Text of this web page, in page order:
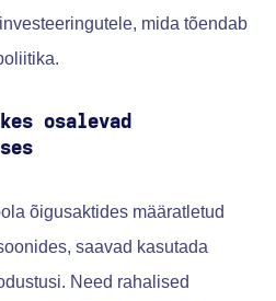
mida tõendab
osalevad
õigusaktides määratletud
saavad kasutada
Need rahalised